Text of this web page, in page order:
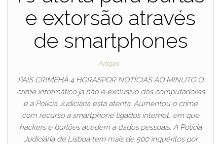
e extorsão através
de smartphones
Artigos
PAÍS CRIMEHÁ 4 HORASPOR NOTÍCIAS AO MINUTO O
crime informático já não é exclusivo dos computadores
e a Polícia Judiciária está atenta. Aumentou o crime
com recurso a smartphone ligados internet, em que
hackers e burlões acedem a dados pessoais. A Polícia
Judiciária de Lisboa tem mais de 500 inquéritos por